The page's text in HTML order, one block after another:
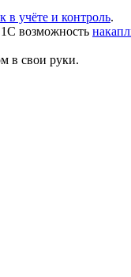
в учёте и контроль.
возможность
в свои руки.